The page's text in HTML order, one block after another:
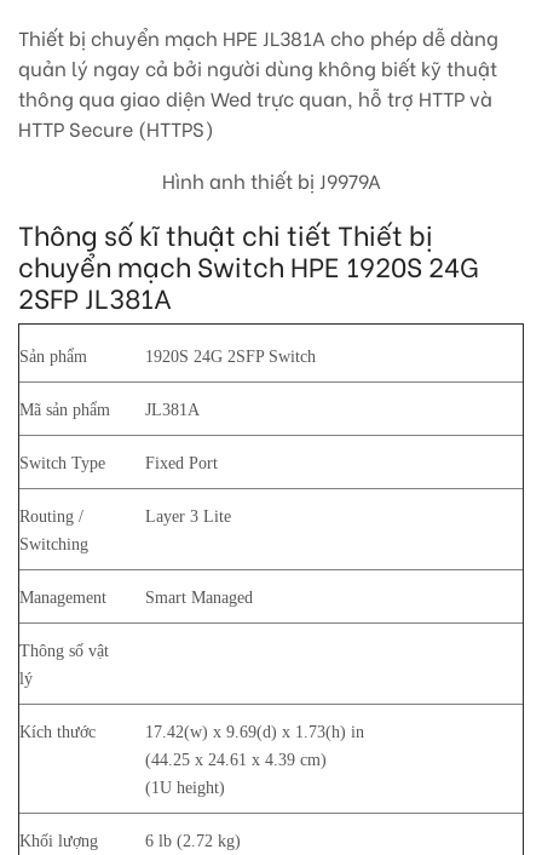
Thiết bị chuyển mạch HPE JL381A cho phép dễ dàng
quản lý ngay cả bởi người dùng không biết kỹ thuật
thông qua giao diện Wed trực quan, hỗ trợ HTTP và
HTTP Secure (HTTPS)
Hình anh thiết bị J9979A
Thông số kĩ thuật chi tiết Thiết bị
chuyển mạch Switch HPE 1920S 24G
2SFP JL381A
Sản phẩm 1920S 24G 2SFP Switch
Mã sản phẩm JL381A
Switch Type Fixed Port
Routing /
Switching
Layer 3 Lite
Management Smart Managed
Thông số vật
lý
Kích thước
17.42(w) x 9.69(d) x 1.73(h) in
(44.25 x 24.61 x 4.39 cm)
(1U height)
Khối lượng 6 lb (2.72 kg)